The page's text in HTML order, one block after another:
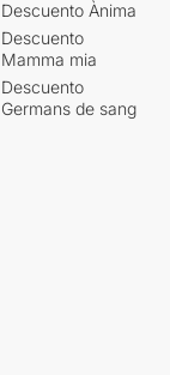
Descuento Ànima
Descuento
Mamma mia
Descuento
Germans de sang